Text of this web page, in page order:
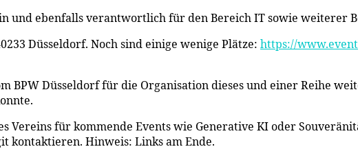
und ebenfalls verantwortlich für den Bereich IT sowie weiterer
Düsseldorf. Noch sind einige wenige Plätze: https://
BPW Düsseldorf für die Organisation dieses und einer Reihe
Vereins für kommende Events wie Generative KI oder
Hinweis: Links am Ende.